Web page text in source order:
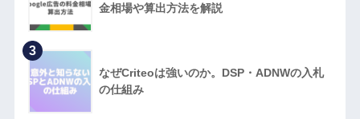
金相場や算出方法を解説
3
なぜCriteoは強いのか。DSP・ADNWの入札
の仕組み